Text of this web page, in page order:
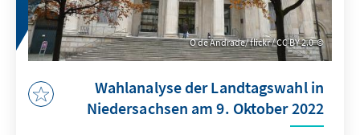
O de Andrade/ flickr / CC BY 2.0
Wahlanalyse der Landtagswahl in
Niedersachsen am 9. Oktober 2022